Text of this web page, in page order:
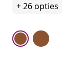
+26opties